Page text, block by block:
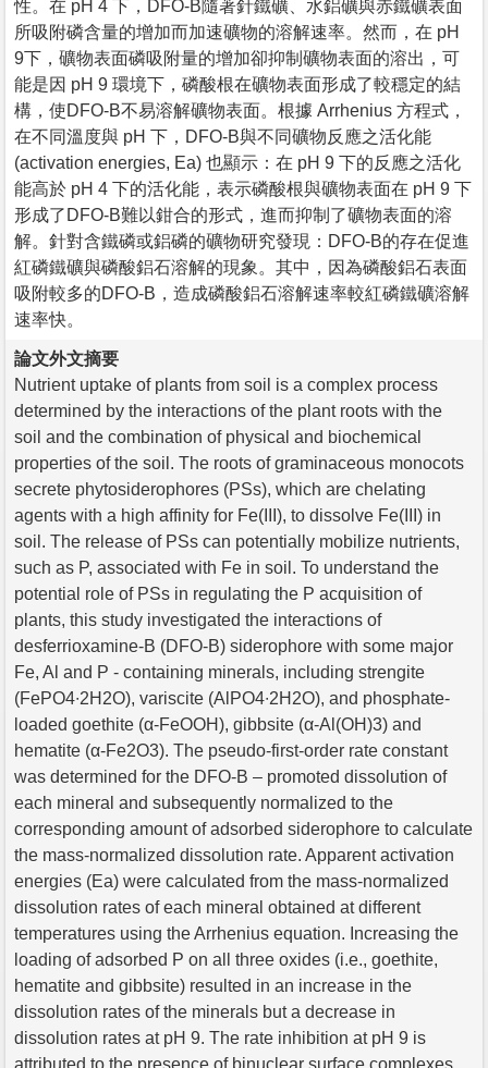
性。在 pH 4 下，DFO-B隨著針鐵礦、水鋁礦與赤鐵礦表面
所吸附磷含量的增加而加速礦物的溶解速率。然而，在 pH
9下，礦物表面磷吸附量的增加卻抑制礦物表面的溶出，可
能是因 pH 9 環境下，磷酸根在礦物表面形成了較穩定的結
構，使DFO-B不易溶解礦物表面。根據 Arrhenius 方程式，
在不同溫度與 pH 下，DFO-B與不同礦物反應之活化能
(activation energies, Ea) 也顯示：在 pH 9 下的反應之活化
能高於 pH 4 下的活化能，表示磷酸根與礦物表面在 pH 9 下
形成了DFO-B難以鉗合的形式，進而抑制了礦物表面的溶
解。針對含鐵磷或鋁磷的礦物研究發現：DFO-B的存在促進
紅磷鐵礦與磷酸鋁石溶解的現象。其中，因為磷酸鋁石表面
吸附較多的DFO-B，造成磷酸鋁石溶解速率較紅磷鐵礦溶解
速率快。
論文外文摘要
Nutrient uptake of plants from soil is a complex process
determined by the interactions of the plant roots with the
soil and the combination of physical and biochemical
properties of the soil. The roots of graminaceous monocots
secrete phytosiderophores (PSs), which are chelating
agents with a high affinity for Fe(III), to dissolve Fe(III) in
soil. The release of PSs can potentially mobilize nutrients,
such as P, associated with Fe in soil. To understand the
potential role of PSs in regulating the P acquisition of
plants, this study investigated the interactions of
desferrioxamine-B (DFO-B) siderophore with some major
Fe, Al and P - containing minerals, including strengite
(FePO4∙2H2O), variscite (AlPO4∙2H2O), and phosphate-
loaded goethite (α-FeOOH), gibbsite (α-Al(OH)3) and
hematite (α-Fe2O3). The pseudo-first-order rate constant
was determined for the DFO-B – promoted dissolution of
each mineral and subsequently normalized to the
corresponding amount of adsorbed siderophore to calculate
the mass-normalized dissolution rate. Apparent activation
energies (Ea) were calculated from the mass-normalized
dissolution rates of each mineral obtained at different
temperatures using the Arrhenius equation. Increasing the
loading of adsorbed P on all three oxides (i.e., goethite,
hematite and gibbsite) resulted in an increase in the
dissolution rates of the minerals but a decrease in
dissolution rates at pH 9. The rate inhibition at pH 9 is
attributed to the presence of binuclear surface complexes,